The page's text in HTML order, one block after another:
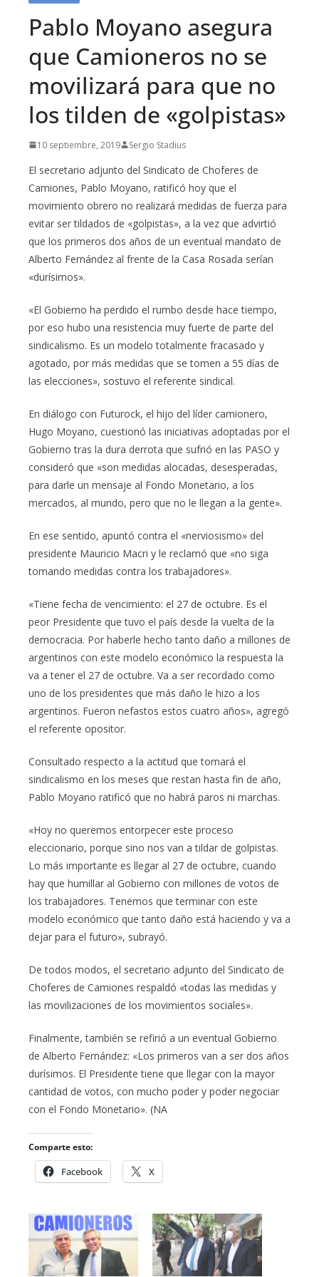
Pablo Moyano asegura
que Camioneros no se
movilizará para que no
los tilden de «golpistas»
10 septiembre, 2019 Sergio Stadius
El secretario adjunto del Sindicato de Choferes de
Camiones, Pablo Moyano, ratificó hoy que el
movimiento obrero no realizará medidas de fuerza para
evitar ser tildados de «golpistas», a la vez que advirtió
que los primeros dos años de un eventual mandato de
Alberto Fernández al frente de la Casa Rosada serían
«durísimos».
«El Gobierno ha perdido el rumbo desde hace tiempo,
por eso hubo una resistencia muy fuerte de parte del
sindicalismo. Es un modelo totalmente fracasado y
agotado, por más medidas que se tomen a 55 días de
las elecciones», sostuvo el referente sindical.
En diálogo con Futurock, el hijo del líder camionero,
Hugo Moyano, cuestionó las iniciativas adoptadas por el
Gobierno tras la dura derrota que sufrió en las PASO y
consideró que «son medidas alocadas, desesperadas,
para darle un mensaje al Fondo Monetario, a los
mercados, al mundo, pero que no le llegan a la gente».
En ese sentido, apuntó contra el «nerviosismo» del
presidente Mauricio Macri y le reclamó que «no siga
tomando medidas contra los trabajadores».
«Tiene fecha de vencimiento: el 27 de octubre. Es el
peor Presidente que tuvo el país desde la vuelta de la
democracia. Por haberle hecho tanto daño a millones de
argentinos con este modelo económico la respuesta la
va a tener el 27 de octubre. Va a ser recordado como
uno de los presidentes que más daño le hizo a los
argentinos. Fueron nefastos estos cuatro años», agregó
el referente opositor.
Consultado respecto a la actitud que tomará el
sindicalismo en los meses que restan hasta fin de año,
Pablo Moyano ratificó que no habrá paros ni marchas.
«Hoy no queremos entorpecer este proceso
eleccionario, porque sino nos van a tildar de golpistas.
Lo más importante es llegar al 27 de octubre, cuando
hay que humillar al Gobierno con millones de votos de
los trabajadores. Tenemos que terminar con este
modelo económico que tanto daño está haciendo y va a
dejar para el futuro», subrayó.
De todos modos, el secretario adjunto del Sindicato de
Choferes de Camiones respaldó «todas las medidas y
las movilizaciones de los movimientos sociales».
Finalmente, también se refirió a un eventual Gobierno
de Alberto Fernández: «Los primeros van a ser dos años
durísimos. El Presidente tiene que llegar con la mayor
cantidad de votos, con mucho poder y poder negociar
con el Fondo Monetario». (NA
Comparte esto:
Facebook X